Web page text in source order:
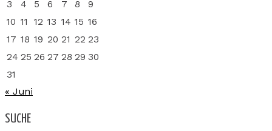
3
4 5 6 7 8
9
10 11 12 13 14 15 16
17 18 19 20 21 22 23
24 25 26 27 28 29 30
31
« Juni
SUCHE